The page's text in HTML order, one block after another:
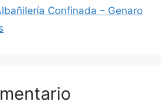
Confinada – Genaro